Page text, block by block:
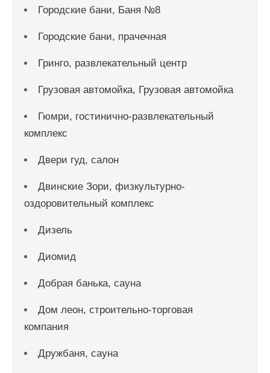
Городские бани, Баня №8
Городские бани, прачечная
Гринго, развлекательный центр
Грузовая автомойка, Грузовая автомойка
Гюмри, гостинично-развлекательный
комплекс
Двери гуд, салон
Двинские Зори, физкультурно-
оздоровительный комплекс
Дизель
Диомид
Добрая банька, сауна
Дом леон, строительно-торговая
компания
Дружбаня, сауна